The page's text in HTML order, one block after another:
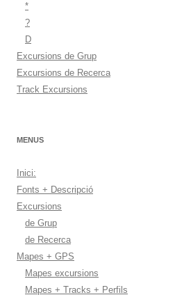
*
?
D
Excursions de Grup
Excursions de Recerca
Track Excursions
MENUS
Inici:
Fonts + Descripció
Excursions
de Grup
de Recerca
Mapes + GPS
Mapes excursions
Mapes + Tracks + Perfils